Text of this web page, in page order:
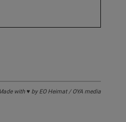
with ♥ by EO Heimat / OYA media